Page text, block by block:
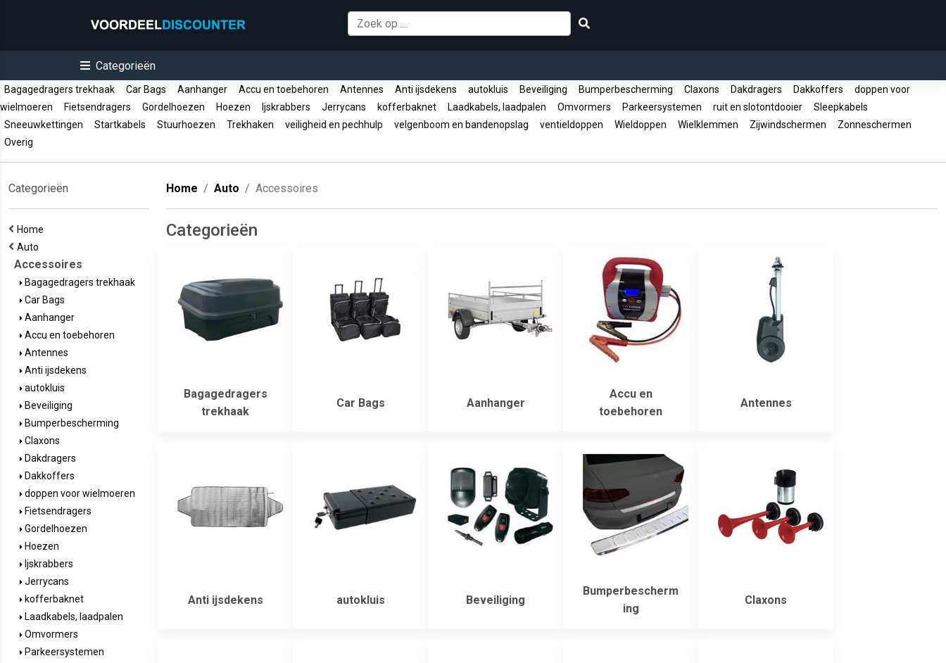
Categorieën
Bagagedragers trekhaak Car Bags Aanhanger Accu en toebehoren Antennes Anti ijsdekens autokluis Beveiliging Bumperbescherming Claxons Dakdragers Dakkoffers
doppen voor
wielmoeren
Fietsendragers Gordelhoezen Hoezen Ijskrabbers Jerrycans kofferbaknet Laadkabels, laadpalen Omvormers Parkeersystemen ruit en slotontdooier
Sleepkabels
Sneeuwkettingen
Startkabels Stuurhoezen Trekhaken veiligheid en pechhulp velgenboom en bandenopslag ventieldoppen Wieldoppen Wielklemmen Zijwindschermen
Zonneschermen
Overig
Categorieën
Home
Auto
Accessoires
Bagagedragers trekhaak
Car Bags
Aanhanger
Accu en toebehoren
Antennes
Anti ijsdekens
autokluis
Beveiliging
Bumperbescherming
Claxons
Dakdragers
Dakkoffers
doppen voor wielmoeren
Fietsendragers
Gordelhoezen
Hoezen
Ijskrabbers
Jerrycans
kofferbaknet
Laadkabels, laadpalen
Omvormers
Parkeersystemen
Home Auto Accessoires
Categorieën
Bagagedragers
trekhaak
Car Bags Aanhanger
Accu en
toebehoren
Antennes
Anti ijsdekens autokluis Beveiliging
Bumperbescherm
ing
Claxons